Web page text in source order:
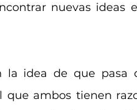
nuevas ideas
la idea de que pasa
ambos tienen